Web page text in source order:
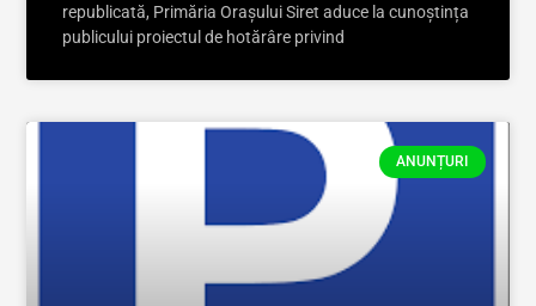
republicată, Primăria Orașului Siret aduce la cunoștința
publicului proiectul de hotărâre privind
ANUNȚURI